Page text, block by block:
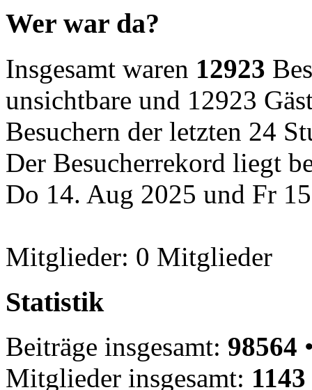
Wer war da?
Insgesamt waren 12923
unsichtbare und 12923
Besuchern der letzten 24
Der Besucherrekord liegt
Do 14. Aug 2025 und Fr
Mitglieder: 0 Mitglieder
Statistik
Beiträge insgesamt: 98564
Mitglieder insgesamt: 1143